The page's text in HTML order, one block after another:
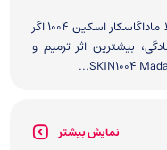
📝 آمپول التیام بخش و ترمیم کننده سنتلا ماداگاسکار اسکین 1004 اگر
بیشترین اثر ترمیم و
نمایش بیشتر